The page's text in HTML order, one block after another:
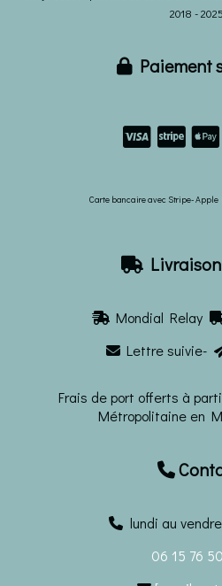
2018 - 2025.
 Paiement
 
Carte bancaire avec Stripe- Apple

 Mondial Relay
 Lettre suivie-
Frais de port offerts à
Métropolitaine en

lundi au
06 15 76